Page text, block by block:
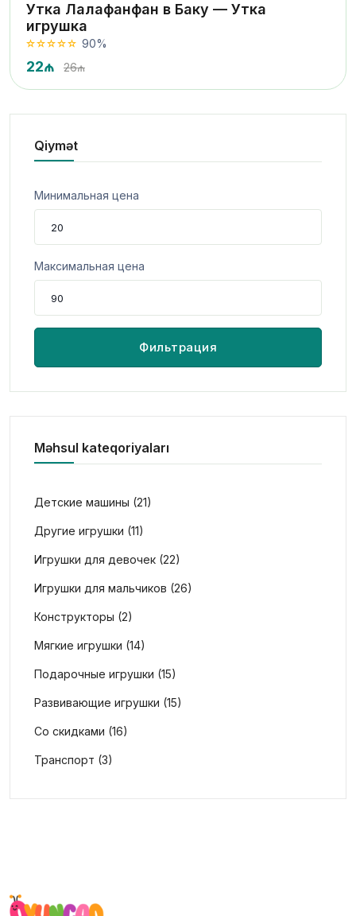
Утка Лалафанфан в Баку — Утка
игрушка
90%
22₼ 26₼
Qiymət
Минимальная цена
Максимальная цена
Фильтрация
Məhsul kateqoriyaları
Детские машины (21)
Другие игрушки (11)
Игрушки для девочек (22)
Игрушки для мальчиков (26)
Конструкторы (2)
Мягкие игрушки (14)
Подарочные игрушки (15)
Развивающие игрушки (15)
Со скидками (16)
Транспорт (3)